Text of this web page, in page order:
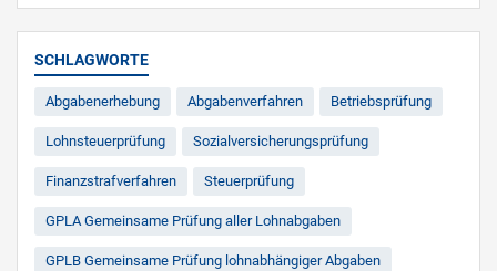
SCHLAGWORTE
Abgabenerhebung Abgabenverfahren Betriebsprüfung
Lohnsteuerprüfung Sozialversicherungsprüfung
Finanzstrafverfahren Steuerprüfung
GPLA Gemeinsame Prüfung aller Lohnabgaben
GPLB Gemeinsame Prüfung lohnabhängiger Abgaben